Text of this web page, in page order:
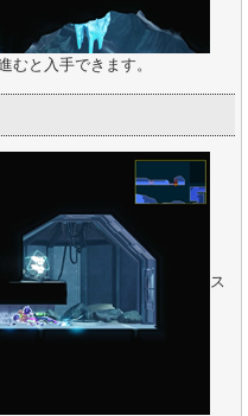
むと入手できます。
ス